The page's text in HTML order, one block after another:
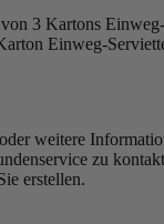
3 Kartons
Einweg-
weitere
zu
erstellen.